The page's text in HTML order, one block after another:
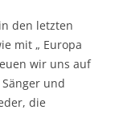
den letzten
mit „ Europa
wir uns auf
und
die